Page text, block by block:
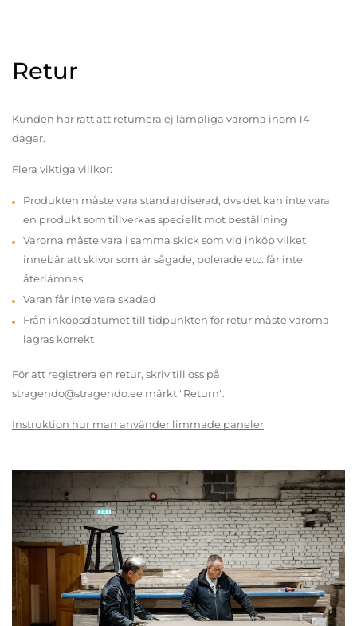
Retur
Kunden har rätt att returnera ej lämpliga varorna inom 14
dagar.
Flera viktiga villkor:
Produkten måste vara standardiserad, dvs det kan inte vara
en produkt som tillverkas speciellt mot beställning
Varorna måste vara i samma skick som vid inköp vilket
innebär att skivor som är sågade, polerade etc. får inte
återlämnas
Varan får inte vara skadad
Från inköpsdatumet till tidpunkten för retur måste varorna
lagras korrekt
För att registrera en retur, skriv till oss på
stragendo@stragendo.ee märkt "Return".
Instruktion hur man använder limmade paneler